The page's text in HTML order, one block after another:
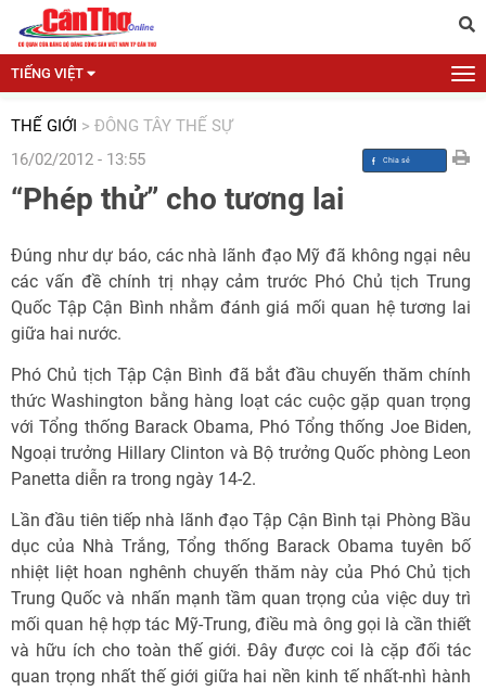
TIẾNG VIỆT
THẾ GIỚI > ĐÔNG TÂY THẾ SỰ
16/02/2012 - 13:55
“Phép thử” cho tương lai
Đúng như dự báo, các nhà lãnh đạo Mỹ đã không ngại nêu
các vấn đề chính trị nhạy cảm trước Phó Chủ tịch Trung
Quốc Tập Cận Bình nhằm đánh giá mối quan hệ tương lai
giữa hai nước.
Phó Chủ tịch Tập Cận Bình đã bắt đầu chuyến thăm chính
thức Washington bằng hàng loạt các cuộc gặp quan trọng
với Tổng thống Barack Obama, Phó Tổng thống Joe Biden,
Ngoại trưởng Hillary Clinton và Bộ trưởng Quốc phòng Leon
Panetta diễn ra trong ngày 14-2.
Lần đầu tiên tiếp nhà lãnh đạo Tập Cận Bình tại Phòng Bầu
dục của Nhà Trắng, Tổng thống Barack Obama tuyên bố
nhiệt liệt hoan nghênh chuyến thăm này của Phó Chủ tịch
Trung Quốc và nhấn mạnh tầm quan trọng của việc duy trì
mối quan hệ hợp tác Mỹ-Trung, điều mà ông gọi là cần thiết
và hữu ích cho toàn thế giới. Đây được coi là cặp đối tác
quan trọng nhất thế giới giữa hai nền kinh tế nhất-nhì hành